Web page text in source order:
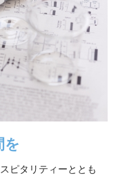
を
ピタリティーととも